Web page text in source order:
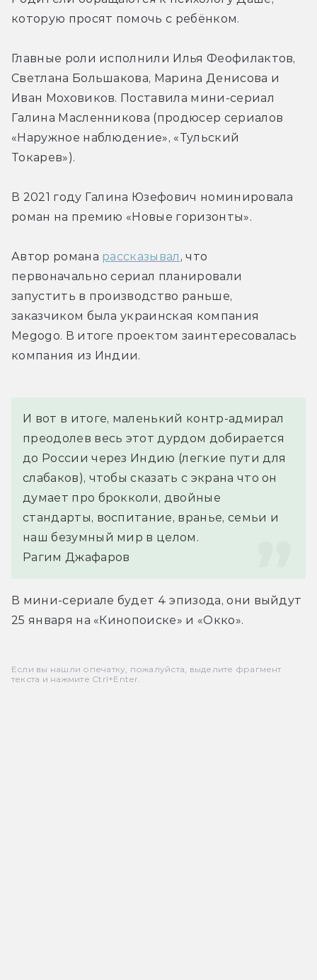
которую просят помочь с ребёнком.
Главные роли исполнили Илья Феофилактов,
Светлана Большакова, Марина Денисова и
Иван Моховиков. Поставила мини-сериал
Галина Масленникова (продюсер сериалов
«Наружное наблюдение», «Тульский
Токарев»).
В 2021 году Галина Юзефович номинировала
роман на премию «Новые горизонты».
Автор романа рассказывал , что
первоначально сериал планировали
запустить в производство раньше,
заказчиком была украинская компания
Megogo. В итоге проектом заинтересовалась
компания из Индии.
И вот в итоге, маленький контр-адмирал
преодолев весь этот дурдом добирается
до России через Индию (легкие пути для
слабаков), чтобы сказать с экрана что он
думает про брокколи, двойные
стандарты, воспитание, вранье, семьи и
наш безумный мир в целом.
Рагим Джафаров
В мини-сериале будет 4 эпизода, они выйдут
25 января на «Кинопоиске» и «Окко».
Если вы нашли опечатку, пожалуйста, выделите фрагмент
текста и нажмите Ctrl+Enter.